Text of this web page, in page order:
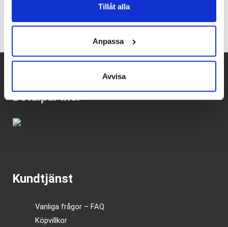
Tillåt alla
Anpassa
Avvisa
Betalpartner
Kundtjänst
Vanliga frågor – FAQ
Köpvillkor